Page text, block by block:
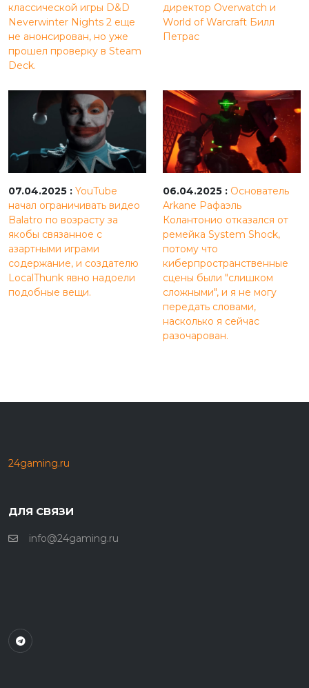
классической игры D&D
Neverwinter Nights 2 еще
не анонсирован, но уже
прошел проверку в Steam
Deck.
директор Overwatch и
World of Warcraft Билл
Петрас
07.04.2025 : YouTube
начал ограничивать видео
Balatro по возрасту за
якобы связанное с
азартными играми
содержание, и создателю
LocalThunk явно надоели
подобные вещи.
06.04.2025 : Основатель
Arkane Рафаэль
Колантонио отказался от
ремейка System Shock,
потому что
киберпространственные
сцены были "слишком
сложными", и я не могу
передать словами,
насколько я сейчас
разочарован.
24gaming.ru
ДЛЯ СВЯЗИ
info@24gaming.ru